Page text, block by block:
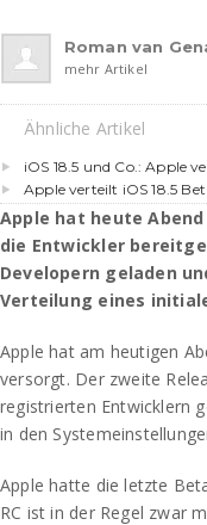
Roman van
mehr Artikel
Ähnliche Artikel
iOS 18.5 und Co.: Apple
Apple verteilt iOS 18.5
Apple hat heute
die Entwickler
Developern geladen
Verteilung eines
Apple hat am heutigen
versorgt. Der zweite
registrierten Entwicklern
in den
Apple hatte die letzte
RC ist in der Regel zwar